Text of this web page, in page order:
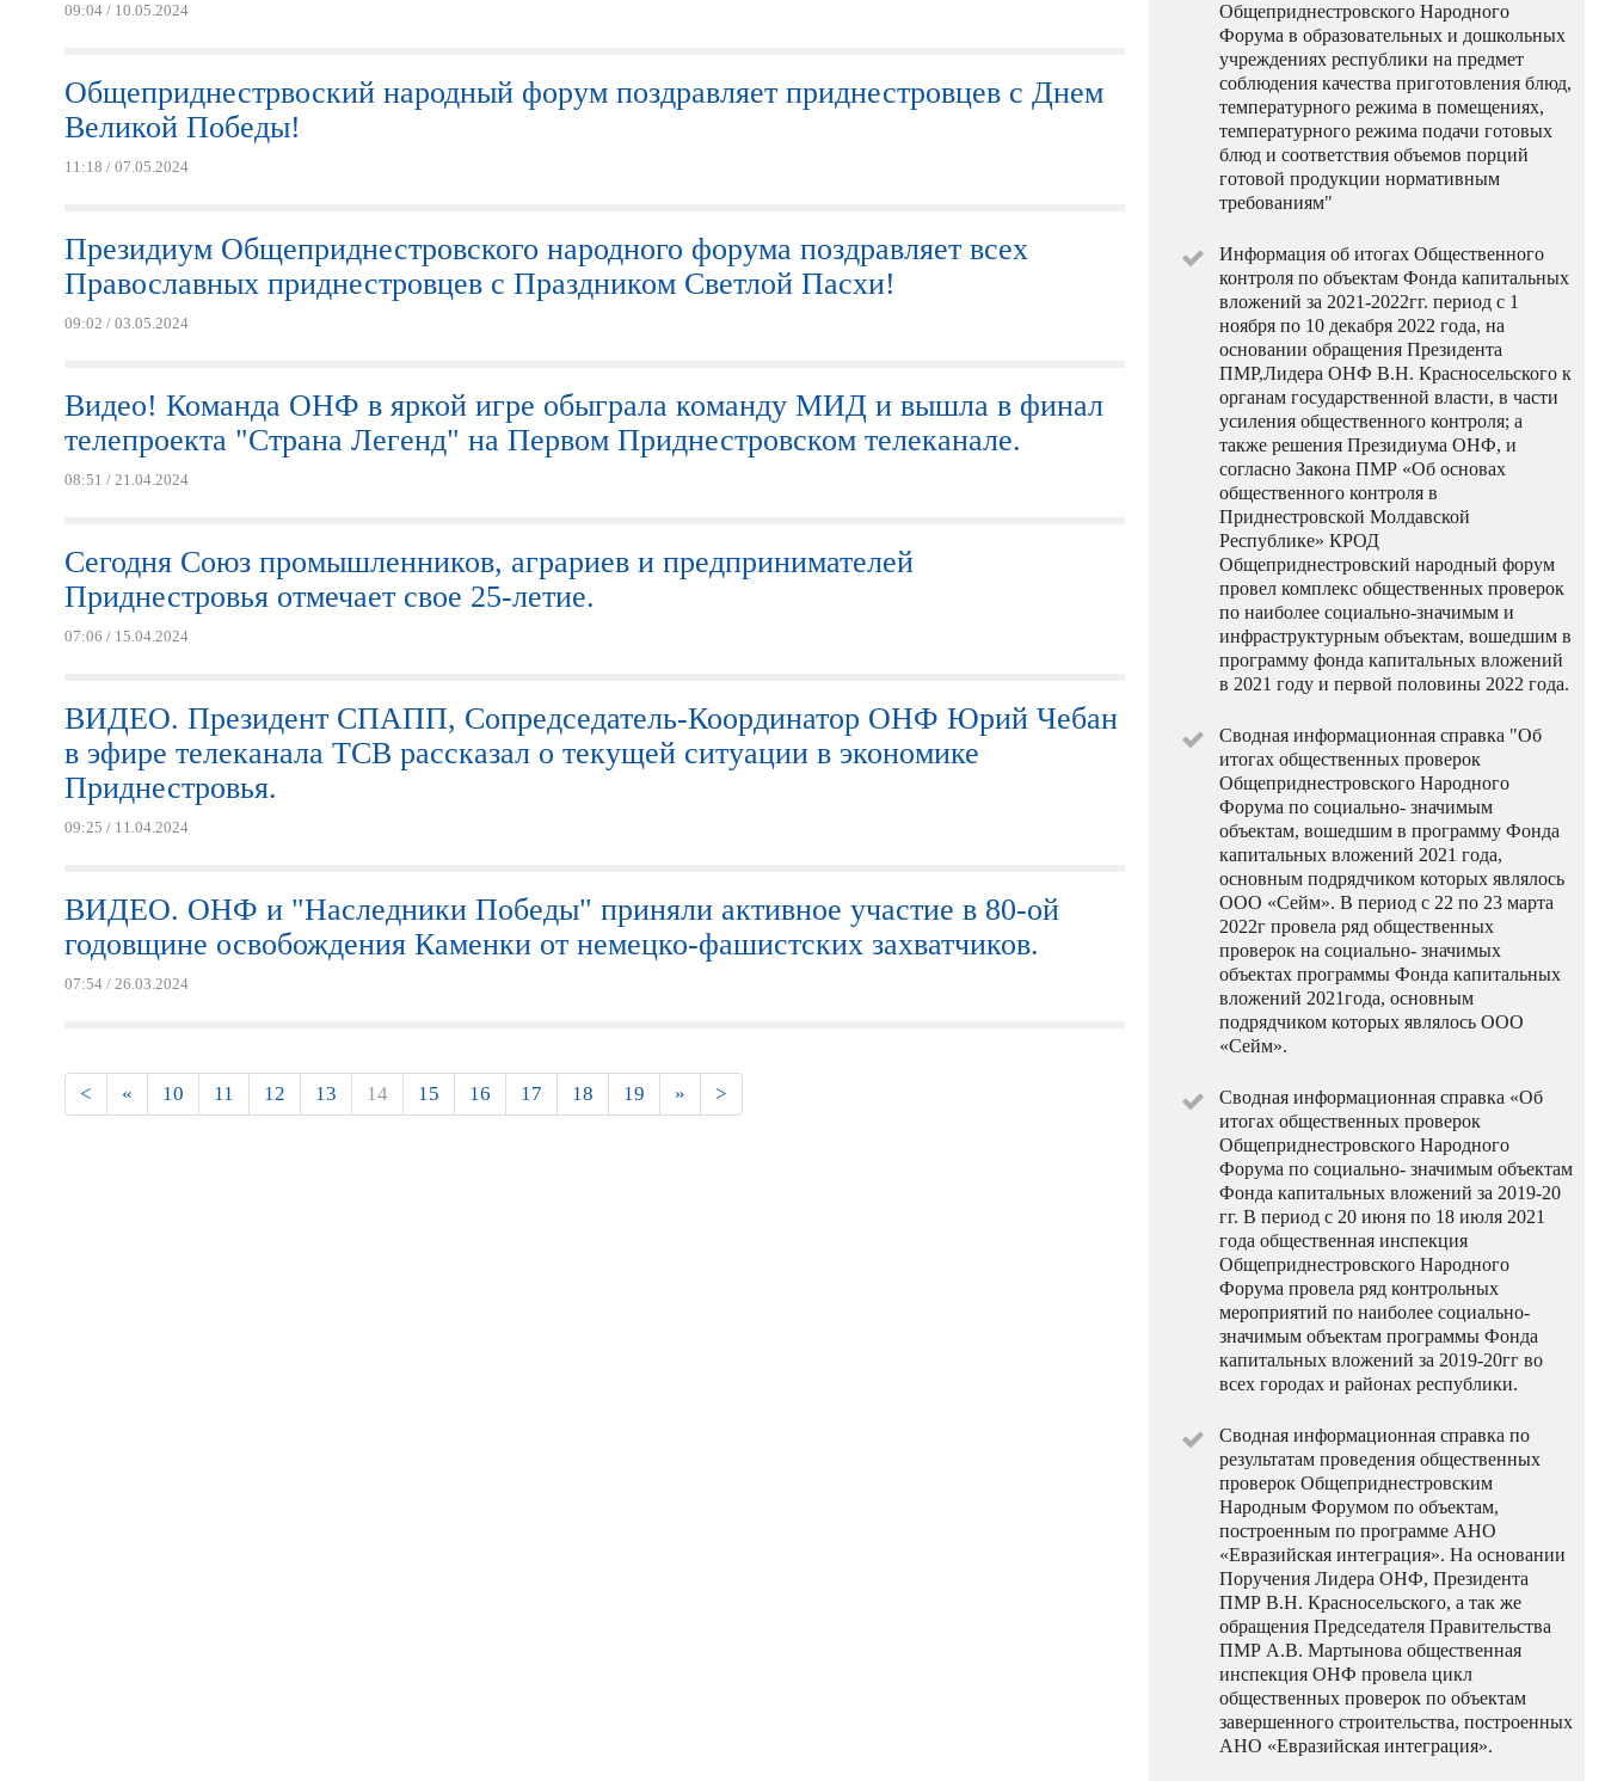
09:04 / 10.05.2024
Общеприднестрвоский народный форум поздравляет приднестровцев с Днем
Великой Победы!
11:18 / 07.05.2024
Президиум Общеприднестровского народного форума поздравляет всех
Православных приднестровцев с Праздником Светлой Пасхи!
09:02 / 03.05.2024
Видео! Команда ОНФ в яркой игре обыграла команду МИД и вышла в финал
телепроекта "Страна Легенд" на Первом Приднестровском телеканале.
08:51 / 21.04.2024
Сегодня Союз промышленников, аграриев и предпринимателей
Приднестровья отмечает свое 25-летие.
07:06 / 15.04.2024
ВИДЕО. Президент СПАПП, Сопредседатель-Координатор ОНФ Юрий Чебан
в эфире телеканала ТСВ рассказал о текущей ситуации в экономике
Приднестровья.
09:25 / 11.04.2024
ВИДЕО. ОНФ и "Наследники Победы" приняли активное участие в 80-ой
годовщине освобождения Каменки от немецко-фашистских захватчиков.
07:54 / 26.03.2024
< « 10 11 12 13 14 15 16 17 18 19 » >
Общеприднестровского Народного
Форума в образовательных и дошкольных
учреждениях республики на предмет
соблюдения качества приготовления блюд,
температурного режима в помещениях,
температурного режима подачи готовых
блюд и соответствия объемов порций
готовой продукции нормативным
требованиям"
Информация об итогах Общественного
контроля по объектам Фонда капитальных
вложений за 2021-2022гг. период с 1
ноября по 10 декабря 2022 года, на
основании обращения Президента
ПМР,Лидера ОНФ В.Н. Красносельского к
органам государственной власти, в части
усиления общественного контроля; а
также решения Президиума ОНФ, и
согласно Закона ПМР «Об основах
общественного контроля в
Приднестровской Молдавской
Республике» КРОД
Общеприднестровский народный форум
провел комплекс общественных проверок
по наиболее социально-значимым и
инфраструктурным объектам, вошедшим в
программу фонда капитальных вложений
в 2021 году и первой половины 2022 года.
Сводная информационная справка "Об
итогах общественных проверок
Общеприднестровского Народного
Форума по социально- значимым
объектам, вошедшим в программу Фонда
капитальных вложений 2021 года,
основным подрядчиком которых являлось
ООО «Сейм». В период с 22 по 23 марта
2022г провела ряд общественных
проверок на социально- значимых
объектах программы Фонда капитальных
вложений 2021года, основным
подрядчиком которых являлось ООО
«Сейм».
Сводная информационная справка «Об
итогах общественных проверок
Общеприднестровского Народного
Форума по социально- значимым объектам
Фонда капитальных вложений за 2019-20
гг. В период с 20 июня по 18 июля 2021
года общественная инспекция
Общеприднестровского Народного
Форума провела ряд контрольных
мероприятий по наиболее социально-
значимым объектам программы Фонда
капитальных вложений за 2019-20гг во
всех городах и районах республики.
Сводная информационная справка по
результатам проведения общественных
проверок Общеприднестровским
Народным Форумом по объектам,
построенным по программе АНО
«Евразийская интеграция». На основании
Поручения Лидера ОНФ, Президента
ПМР В.Н. Красносельского, а так же
обращения Председателя Правительства
ПМР А.В. Мартынова общественная
инспекция ОНФ провела цикл
общественных проверок по объектам
завершенного строительства, построенных
АНО «Евразийская интеграция».